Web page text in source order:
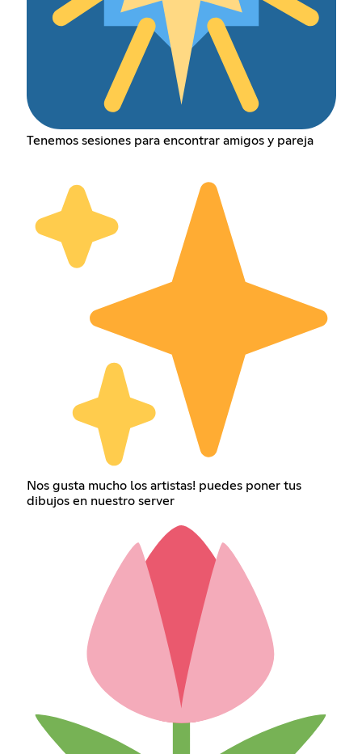
Tenemos sesiones para encontrar amigos y pareja
Nos gusta mucho los artistas! puedes poner tus
dibujos en nuestro server